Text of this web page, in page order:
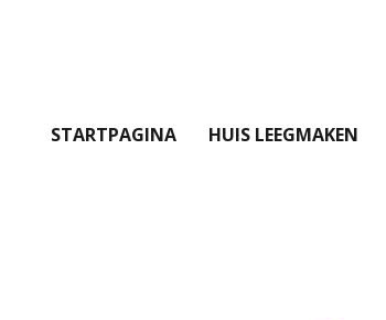
STARTPAGINA HUIS LEEGMAKEN